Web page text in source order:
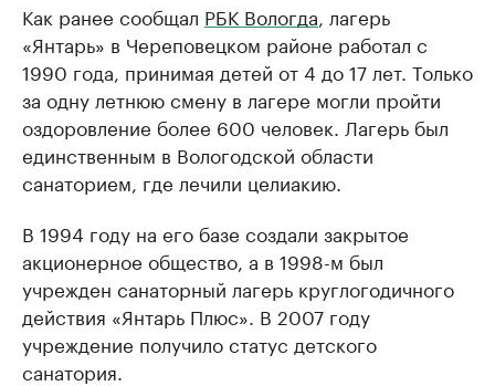
Как ранее сообщал РБК Вологда , лагерь
«Янтарь» в Череповецком районе работал с
1990 года, принимая детей от 4 до 17 лет. Только
за одну летнюю смену в лагере могли пройти
оздоровление более 600 человек. Лагерь был
единственным в Вологодской области
санаторием, где лечили целиакию.
В 1994 году на его базе создали закрытое
акционерное общество, а в 1998-м был
учрежден санаторный лагерь круглогодичного
действия «Янтарь Плюс». В 2007 году
учреждение получило статус детского
санатория.